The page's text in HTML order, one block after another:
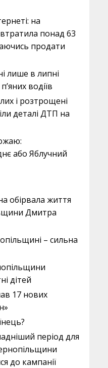
на
понад 63
продати
лише в липні
водіїв
і розтрощені
деталі ДТП на
або Яблучний
обірвала життя
Дмитра
– сильна
дітей
17 нових
період для
до кампанії